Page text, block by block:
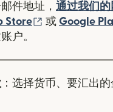
件地址， 通过我们的
Store （在新窗口中
或 Google
户。
：选择货币、要汇出